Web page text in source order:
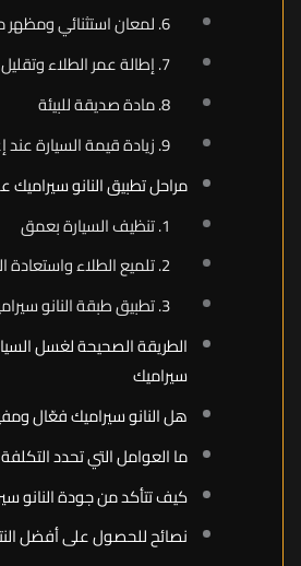
6. لمعان استثنائي ومظهر متألق
7. إطالة عمر الطلاء وتقليل الحاجة إلى الصيانة
8. مادة صديقة للبيئة
9. زيادة قيمة السيارة عند إعادة البيع
مراحل تطبيق النانو سيراميك
1. تنظيف السيارة بعمق
2. تلميع الطلاء واستعادة اللمعان
3. تطبيق طبقة النانو سيراميك
الطريقة الصحيحة لغسل
سيراميك
هل النانو سيراميك فعّال
ما العوامل التي تحدد
كيف تتأكد من جودة النانو
نصائح للحصول على أفضل